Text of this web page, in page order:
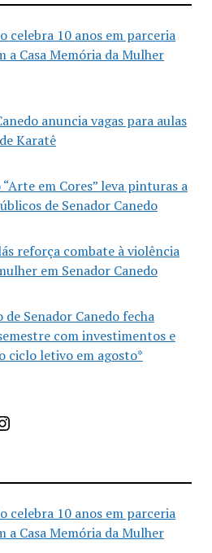
celebra 10 anos em parceria
a Casa Memória da Mulher
anuncia vagas para aulas
Karatê
“Arte em Cores” leva pinturas a
de Senador Canedo
reforça combate à violência
em Senador Canedo
de Senador Canedo fecha
com investimentos e
ciclo letivo em agosto*
da Cidade de Goiás
celebra 10 anos em parceria
a Casa Memória da Mulher